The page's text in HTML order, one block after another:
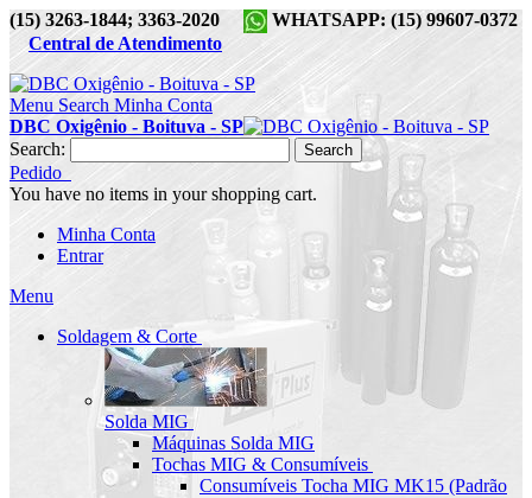
(15) 3263-1844; 3363-2020
WHATSAPP: (15) 99607-0372
Central de Atendimento
Menu Search Minha Conta
DBC Oxigênio - Boituva - SP
Search:
Search
Pedido
You have no items in your shopping cart.
Minha Conta
Entrar
Menu
Soldagem & Corte
Solda MIG
Máquinas Solda MIG
Tochas MIG & Consumíveis
Consumíveis Tocha MIG MK15 (Padrão